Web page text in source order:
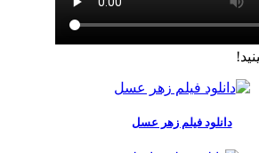
دانلود فیلم زهر عسل